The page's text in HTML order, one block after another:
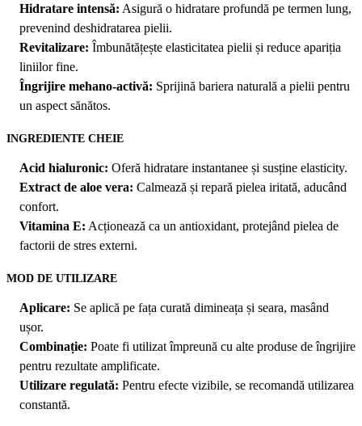
Hidratare intensă: Asigură o hidratare profundă pe termen lung,
prevenind deshidratarea pielii.
Revitalizare: Îmbunătățește elasticitatea pielii și reduce apariția
liniilor fine.
Îngrijire mehano-activă: Sprijină bariera naturală a pielii pentru
un aspect sănătos.
INGREDIENTE CHEIE
Acid hialuronic: Oferă hidratare instantanee și susține elasticity.
Extract de aloe vera: Calmează și repară pielea iritată, aducând
confort.
Vitamina E: Acționează ca un antioxidant, protejând pielea de
factorii de stres externi.
MOD DE UTILIZARE
Aplicare: Se aplică pe fața curată dimineața și seara, masând
ușor.
Combinație: Poate fi utilizat împreună cu alte produse de îngrijire
pentru rezultate amplificate.
Utilizare regulată: Pentru efecte vizibile, se recomandă utilizarea
constantă.